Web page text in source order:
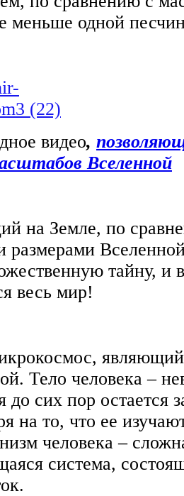
меньше одной
видео,
Вселенной
на Земле, по
размерами
тайну, и
весь мир!
Тело человека ‒
до сих пор остается
на то, что ее
человека ‒
система,